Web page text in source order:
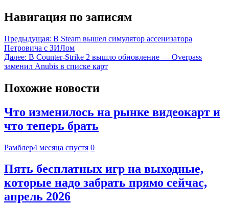
Навигация по записям
Предыдущая: В Steam вышел симулятор ассенизатора
Петровича с ЗИЛом
Далее: В Counter-Strike 2 вышло обновление — Overpass
заменил Anubis в списке карт
Похожие новости
Что изменилось на рынке видеокарт и
что теперь брать
Рамблер4 месяца спустя 0
Пять бесплатных игр на выходные,
которые надо забрать прямо сейчас,
апрель 2026